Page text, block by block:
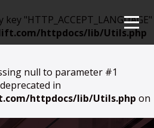
"HTTP_ACCEPT_LANGUAGE"
httpdocs/lib/Utils.php
null to parameter #1
in
httpdocs/lib/Utils.php on